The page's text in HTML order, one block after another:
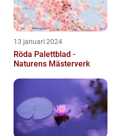
13 januari 2024
Röda Palettblad -
Naturens Mästerverk